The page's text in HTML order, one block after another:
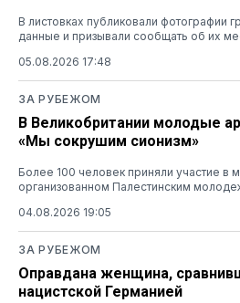
В листовках публиковали фотографии
данные и призывали сообщать об их
05.08.2026 17:48
ЗА РУБЕЖОМ
В Великобритании молодые
«Мы сокрушим сионизм»
Более 100 человек приняли участие в
организованном Палестинским
04.08.2026 19:05
ЗА РУБЕЖОМ
Оправдана женщина,
нацистской Германией